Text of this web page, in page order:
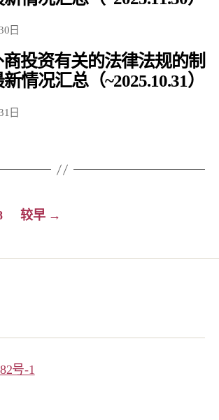
日
投资有关的法律法规的制
情况汇总（~2025.10.31）
日
较早 →
号-1